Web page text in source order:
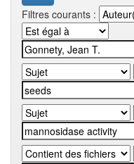
Filtres courants :